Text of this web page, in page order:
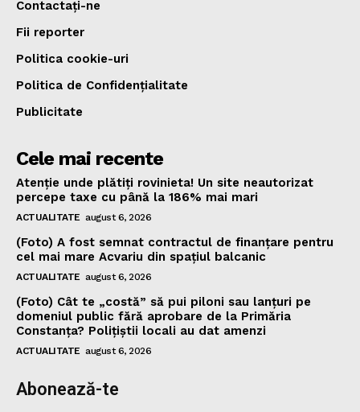
Contactați-ne
Fii reporter
Politica cookie-uri
Politica de Confidențialitate
Publicitate
Cele mai recente
Atenție unde plătiți rovinieta! Un site neautorizat
percepe taxe cu până la 186% mai mari
ACTUALITATE august 6, 2026
(Foto) A fost semnat contractul de finanțare pentru
cel mai mare Acvariu din spațiul balcanic
ACTUALITATE august 6, 2026
(Foto) Cât te „costă” să pui piloni sau lanțuri pe
domeniul public fără aprobare de la Primăria
Constanța? Polițiștii locali au dat amenzi
ACTUALITATE august 6, 2026
Abonează-te